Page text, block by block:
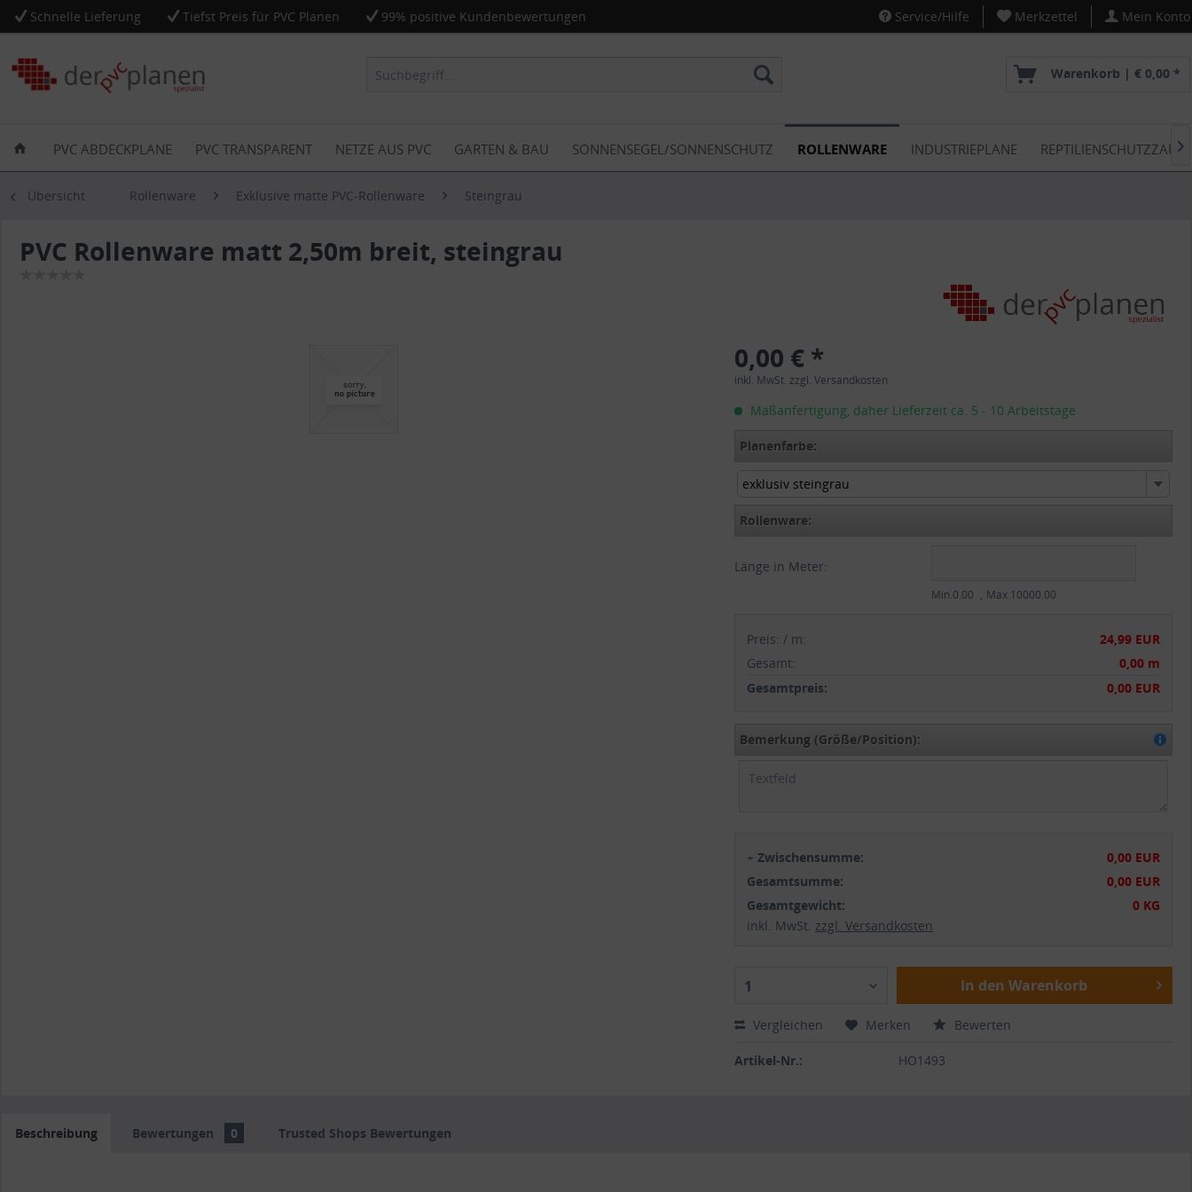
Schnelle Lieferung Tiefst Preis für PVC Planen 99% positive Kundenbewertungen Service/Hilfe Merkzettel Mein Konto
Warenkorb | € 0,00 *
PVC ABDECKPLANE PVC TRANSPARENT NETZE AUS PVC GARTEN & BAU SONNENSEGEL/SONNENSCHUTZ ROLLENWARE INDUSTRIEPLANE REPTILIENSCHUTZZAUN

Übersicht Rollenware Exklusive matte PVC-Rollenware Steingrau
PVC Rollenware matt 2,50m breit, steingrau
0,00 € *
inkl. MwSt. zzgl. Versandkosten
Maßanfertigung, daher Lieferzeit ca. 5 - 10 Arbeitstage
Planenfarbe:
exklusiv steingrau
exklusiv steingrau
Rollenware:
Länge in Meter:
Min.0.00 Max.10000.00
Preis: / m:
24,99 EUR
Gesamt:
0,00 m
Gesamtpreis:
0,00 EUR
Bemerkung (Größe/Position):
+Zwischensumme:
0,00 EUR
Gesamtsumme:
0,00 EUR
Gesamtgewicht:
0 KG
inkl. MwSt. zzgl. Versandkosten
1 In den Warenkorb
Vergleichen Merken Bewerten
Artikel-Nr.: HO1493
Beschreibung Bewertungen 0 Trusted Shops Bewertungen